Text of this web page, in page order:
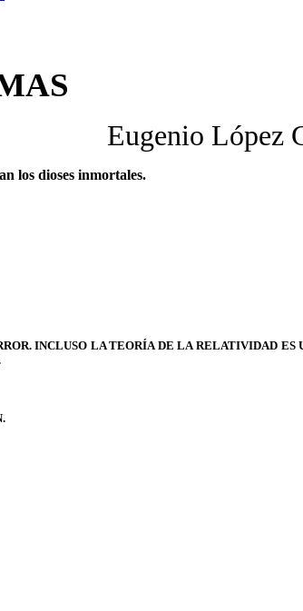
Eugenio López
los dioses inmortales.
INCLUSO LA TEORÍA DE LA RELATIVIDAD